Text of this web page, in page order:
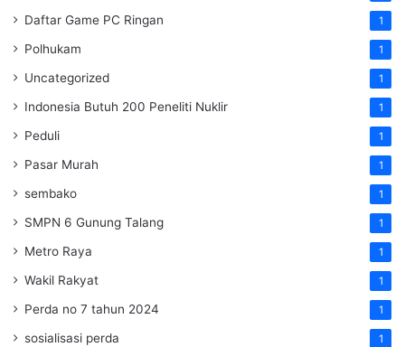
Daftar Game PC Ringan 1
Polhukam 1
Uncategorized 1
Indonesia Butuh 200 Peneliti Nuklir 1
Peduli 1
Pasar Murah 1
sembako 1
SMPN 6 Gunung Talang 1
Metro Raya 1
Wakil Rakyat 1
Perda no 7 tahun 2024 1
sosialisasi perda 1